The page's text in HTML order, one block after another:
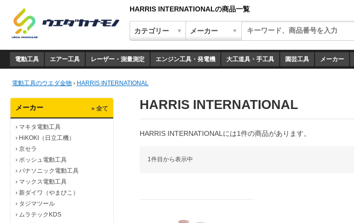
HARRIS INTERNATIONALの商品一覧
電動工具 エアー工具 レーザー・測量測定 エンジン工具・発電機 大工道具・手工具 園芸工具 メーカー
電動工具のウエダ金物 › HARRIS INTERNATIONAL
メーカー » 全て
› マキタ電動工具
› HiKOKI（日立工機）
› 京セラ
› ボッシュ電動工具
› パナソニック電動工具
› マックス電動工具
› 新ダイワ（やまびこ）
› タジマツール
› ムラテックKDS
HARRIS INTERNATIONAL
HARRIS INTERNATIONALには1件の商品があります。
1件目から表示中